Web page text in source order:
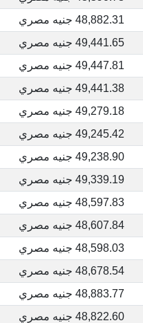
48,882.31 جنيه مصري
49,441.65 جنيه مصري
49,447.81 جنيه مصري
49,441.38 جنيه مصري
49,279.18 جنيه مصري
49,245.42 جنيه مصري
49,238.90 جنيه مصري
49,339.19 جنيه مصري
48,597.83 جنيه مصري
48,607.84 جنيه مصري
48,598.03 جنيه مصري
48,678.54 جنيه مصري
48,883.77 جنيه مصري
48,822.60 جنيه مصري